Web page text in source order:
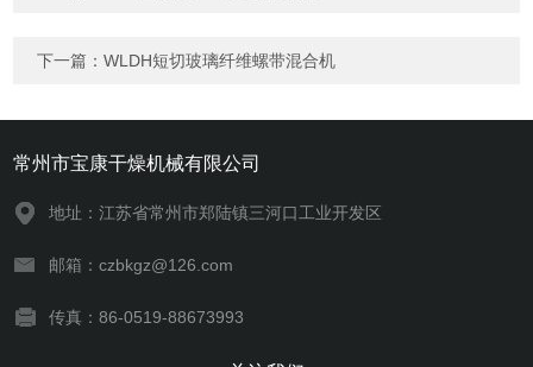
下一篇：WLDH短切玻璃纤维螺带混合机
常州市宝康干燥机械有限公司
地址：江苏省常州市郑陆镇三河口工业开发区
邮箱：czbkgz@126.com
传真：86-0519-88673993